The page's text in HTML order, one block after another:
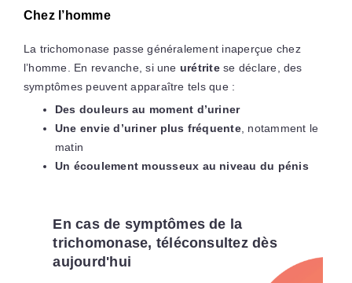
Chez l’homme
La trichomonase passe généralement inaperçue chez
l’homme. En revanche, si une urétritese déclare, des
symptômes peuvent apparaître tels que :
Des douleurs au moment d’uriner
Une envie d’uriner plus fréquente, notamment le
matin
Un écoulement mousseux au niveau du pénis
En cas de symptômes de la
trichomonase, téléconsultez dès
aujourd'hui